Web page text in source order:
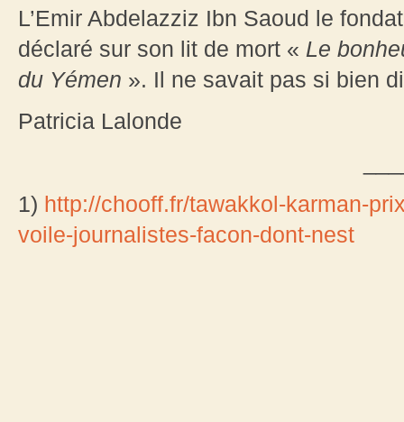
L’Emir Abdelazziz Ibn Saoud le
déclaré sur son lit de mort « Le
du Yémen ». Il ne savait pas si bien
Patricia Lalonde
1) http://chooff.fr/tawakkol-karman-
voile-journalistes-facon-dont-nest